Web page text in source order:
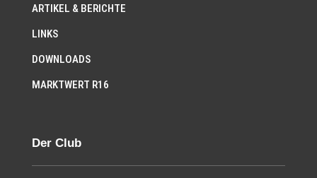
ARTIKEL & BERICHTE
LINKS
DOWNLOADS
MARKTWERT R16
Der Club